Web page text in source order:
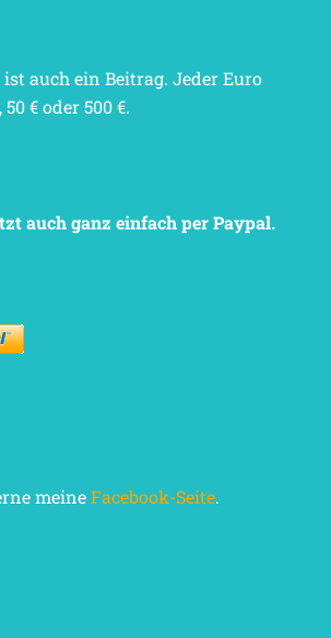
auch ein Beitrag. Jeder Euro
€ oder 500 €.
auch ganz einfach per Paypal.
meineFacebook-Seite.